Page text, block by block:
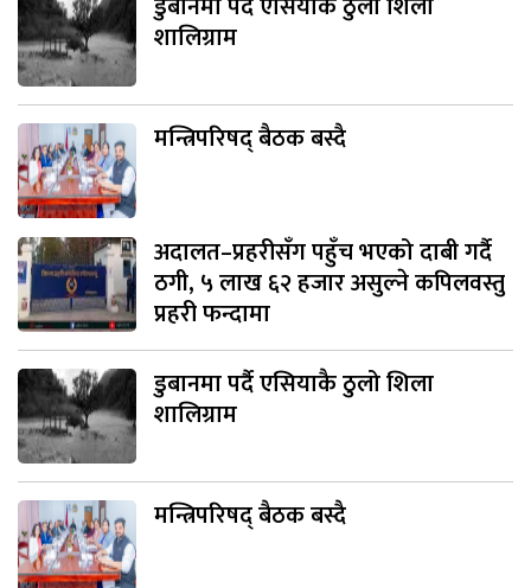
शालिग्राम
मन्त्रिपरिषद् बैठक बस्दै
अदालत–प्रहरीसँग पहुँच भएको दाबी गर्दै
ठगी, ५ लाख ६२ हजार असुल्ने कपिलवस्तु
प्रहरी फन्दामा
डुबानमा पर्दै एसियाकै ठुलो शिला
शालिग्राम
मन्त्रिपरिषद् बैठक बस्दै